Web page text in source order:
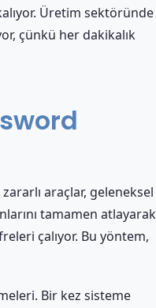
Üretim sektöründe
çünkü her dakikalık
araçlar, geleneksel
tamamen
çalıyor. Bu yöntem,
Bir kez sisteme